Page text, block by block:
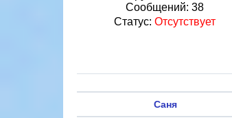
Сообщений: 38
Статус: Отсутствует
Саня